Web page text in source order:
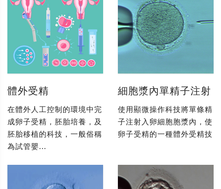
體外受精
在體外人工控制的環境中完
成卵子受精，胚胎培養，及
胚胎移植的科技，一般俗稱
為試管嬰...
細胞漿內單精子注射
使用顯微操作科技將單條精
子注射入卵細胞胞漿內，使
卵子受精的一種體外受精技